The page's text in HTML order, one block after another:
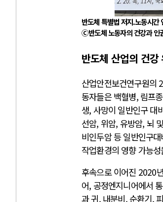
반도체 특별법 저지.노동시간
Ⓒ반도체 노동자의 건강과
반도체 산업의 건
산업안전보건연구원의
동자들은 백혈병, 림프
생, 사망이 일반인구 대
선암, 위암, 유방암, 뇌
비인두암 등 일반인구
작업환경의 영향 가능
후속으로 이어진 2020
어, 공정엔지니어에서
과 귀, 내분비, 순환기,